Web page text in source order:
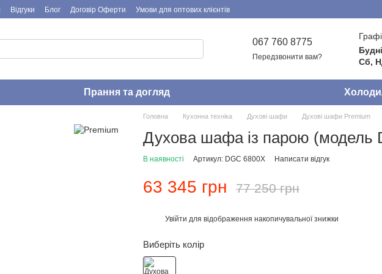
Відгуки Блог Договір Оферти Умови для оптових клієнтів
067 760 8775
Передзвонити вам?
Сб,
Прання та догляд
Головна Кухонна техніка Духові шафи Духові шафи Premium
Духова шафа із парою (модель
В наявності Артикул: DGC 6800X Написати відгук
63 345 грн 77 250 грн
Увійти для відображення накопичувальної знижки
Виберіть колір